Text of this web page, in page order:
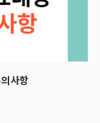
사항